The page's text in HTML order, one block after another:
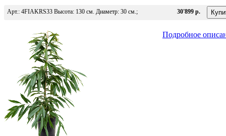
Арт.: 4FIAKRS33 Высота: 130 см. Диаметр: 30 см.; 30'899 р.
Подробное